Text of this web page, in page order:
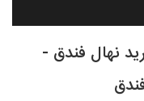
09121270623 - خرید نهال فندق -